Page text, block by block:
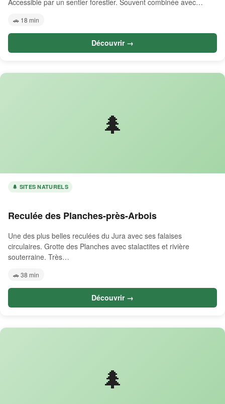
Accessible par un sentier forestier. Souvent combinée avec…
🚗 18 min
Découvrir →
🌲
🌲 SITES NATURELS
Reculée des Planches-près-Arbois
Une des plus belles reculées du Jura avec ses falaises
circulaires. Grotte des Planches avec stalactites et rivière
souterraine. Très…
🚗 38 min
Découvrir →
🌲